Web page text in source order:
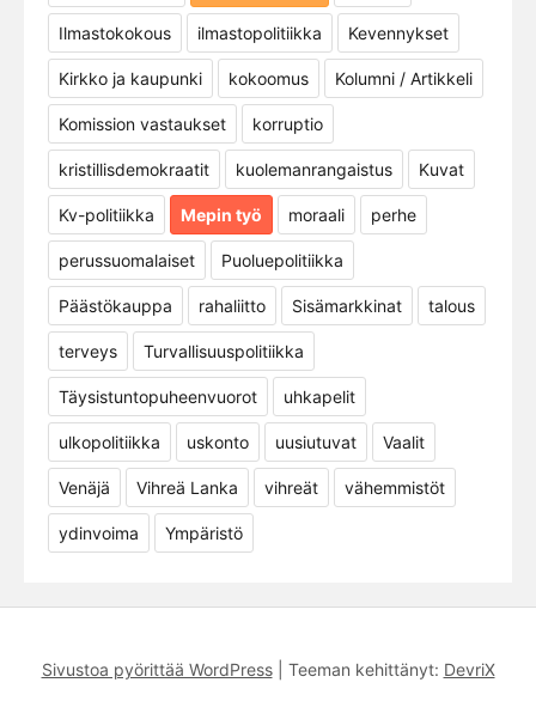
Ilmastokokous ilmastopolitiikka Kevennykset
Kirkko ja kaupunki kokoomus Kolumni / Artikkeli
Komission vastaukset korruptio
kristillisdemokraatit kuolemanrangaistus Kuvat
Kv-politiikka Mepin työ moraali perhe
perussuomalaiset Puoluepolitiikka
Päästökauppa rahaliitto Sisämarkkinat talous
terveys Turvallisuuspolitiikka
Täysistuntopuheenvuorot uhkapelit
ulkopolitiikka uskonto uusiutuvat Vaalit
Venäjä Vihreä Lanka vihreät vähemmistöt
ydinvoima Ympäristö
Sivustoa pyörittää WordPress Teeman kehittänyt: DevriX